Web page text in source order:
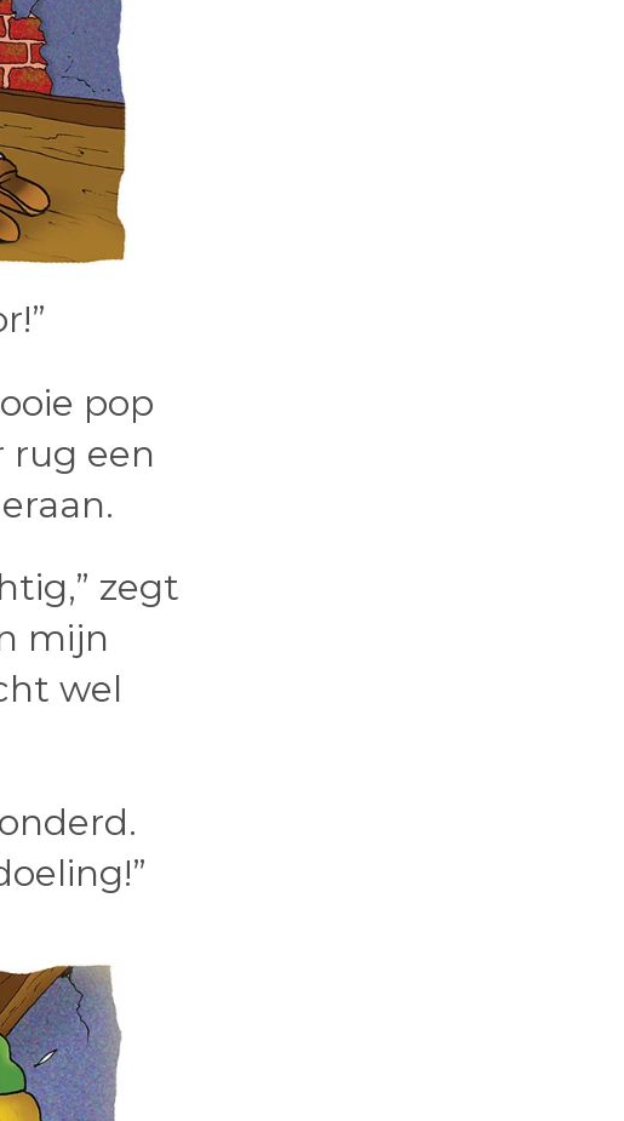
pop
rug een
zegt
mijn
wel